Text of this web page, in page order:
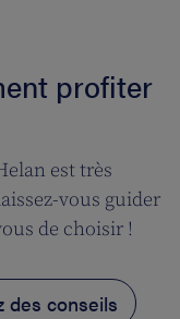
profiter
est très
vous guider
de choisir !
des conseils